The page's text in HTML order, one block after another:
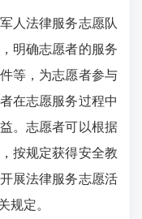
法律服务志愿队
明确志愿者的服务
等，为志愿者参与
在志愿服务过程中
。志愿者可以根据
按规定获得安全教
展法律服务志愿活
规定。